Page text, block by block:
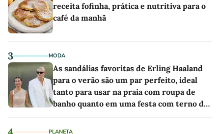
receita fofinha, prática e nutritiva para o
café da manhã
3 MODA
As sandálias favoritas de Erling Haaland
para o verão são um par perfeito, ideal
tanto para usar na praia com roupa de
banho quanto em uma festa com terno de
PLANETA